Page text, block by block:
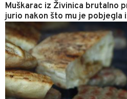
Muškarac iz Živinica brutalno
jurio nakon što mu je pobjegla